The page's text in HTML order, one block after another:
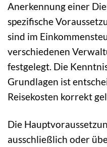
Anerkennung einer
spezifische
sind im
verschiedenen
festgelegt. Die
Grundlagen ist
Reisekosten korrekt
Die
ausschließlich oder